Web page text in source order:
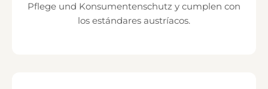
Pflege und Konsumentenschutz y cumplen con
los estándares austríacos.